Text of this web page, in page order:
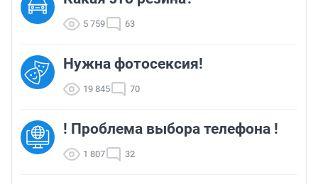
5 759 63
Нужна фотосексия!
19 845 70
! Проблема выбора телефона !
1 807 32